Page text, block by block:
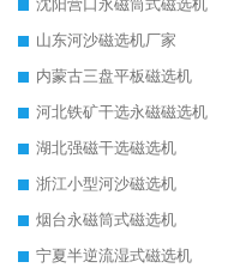
沈阳营口永磁筒式磁选机
山东河沙磁选机厂家
内蒙古三盘平板磁选机
河北铁矿干选永磁磁选机
湖北强磁干选磁选机
浙江小型河沙磁选机
烟台永磁筒式磁选机
宁夏半逆流湿式磁选机